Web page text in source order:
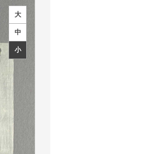
大
中
小